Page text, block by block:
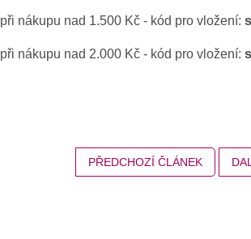
při nákupu nad 1.500 Kč - kód pro vložení:
při nákupu nad 2.000 Kč - kód pro vložení:
PŘEDCHOZÍ ČLÁNEK